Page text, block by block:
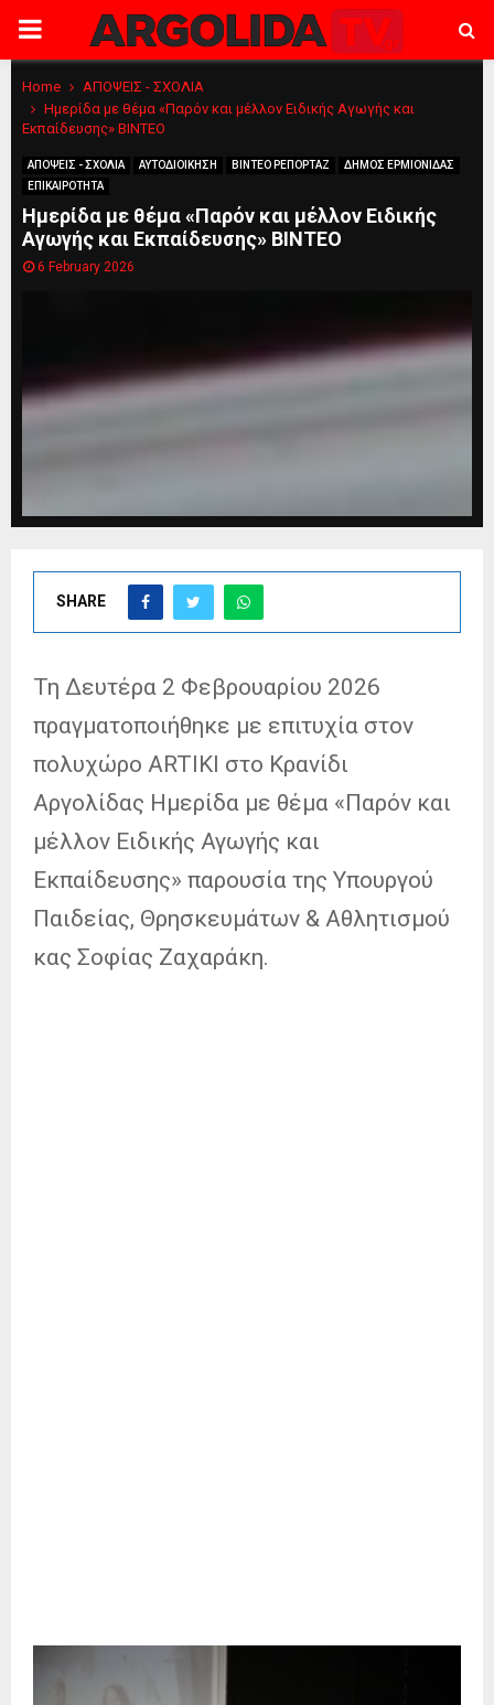
PRIMARY
MENU
Home
ΑΠΟΨΕΙΣ - ΣΧΟΛΙΑ
Ημερίδα με θέμα «Παρόν και μέλλον Ειδικής Αγωγής και
Εκπαίδευσης» ΒΙΝΤΕΟ
ΑΠΟΨΕΙΣ - ΣΧΟΛΙΑ ΑΥΤΟΔΙΟΙΚΗΣΗ ΒΙΝΤΕΟ ΡΕΠΟΡΤΑΖ
ΔΗΜΟΣ ΕΡΜΙΟΝΙΔΑΣ
ΕΠΙΚΑΙΡΟΤΗΤΑ
Ημερίδα με θέμα «Παρόν και μέλλον Ειδικής
Αγωγής και Εκπαίδευσης» ΒΙΝΤΕΟ
6 February 2026
SHARE
Τη Δευτέρα 2 Φεβρουαρίου 2026
πραγματοποιήθηκε με επιτυχία στον
πολυχώρο ΑRTIKI στο Κρανίδι
Αργολίδας Ημερίδα με θέμα «Παρόν και
μέλλον Ειδικής Αγωγής και
Εκπαίδευσης» παρουσία της Υπουργού
Παιδείας, Θρησκευμάτων & Αθλητισμού
κας Σοφίας Ζαχαράκη.